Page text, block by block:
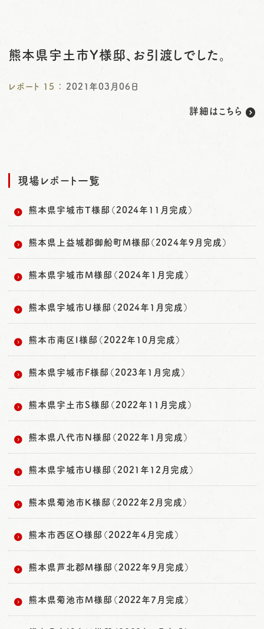
熊本県宇土市Y様邸、お引渡しでした。
レポート 15 ： 2021年03月06日
詳細はこちら
現場レポート一覧
熊本県宇城市T様邸（2024年11月完成）
熊本県上益城郡御船町M様邸（2024年9月完成）
熊本県宇城市M様邸（2024年1月完成）
熊本県宇城市U様邸（2024年1月完成）
熊本市南区I様邸（2022年10月完成）
熊本県宇城市F様邸（2023年1月完成）
熊本県宇土市S様邸（2022年11月完成）
熊本県八代市N様邸（2022年1月完成）
熊本県宇城市U様邸（2021年12月完成）
熊本県菊池市K様邸（2022年2月完成）
熊本市西区O様邸（2022年4月完成）
熊本県芦北郡M様邸（2022年9月完成）
熊本県菊池市M様邸（2022年7月完成）